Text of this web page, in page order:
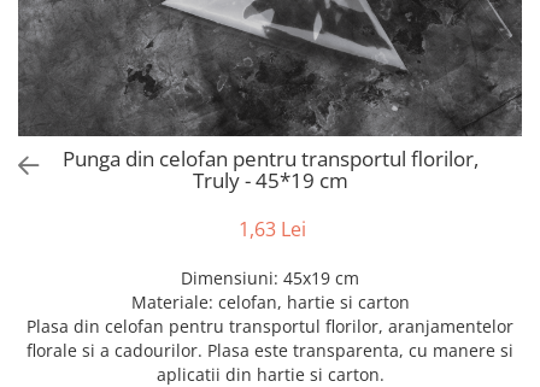
Vaze din sticla
Vase
Vase din ceramica
Mobilier urban
Scaune
Cala
Scabiosa
Tropicale
Buchete artificiale
Bujor
Minirosa
Ranunculus
Kit-uri Baloane
Rafii, clipsuri,pompe
Accesorii petrecere
Cake toppers
Decoratiuni baloane
Ochelari party
Lumanari si accesorii tort
Panou decorativ
Pompoane
Punga din celofan pentru transportul florilor,
Truly - 45*19 cm
1,63 Lei
Dimensiuni: 45x19 cm
Materiale: celofan, hartie si carton
Plasa din celofan pentru transportul florilor, aranjamentelor
florale si a cadourilor. Plasa este transparenta, cu manere si
aplicatii din hartie si carton.